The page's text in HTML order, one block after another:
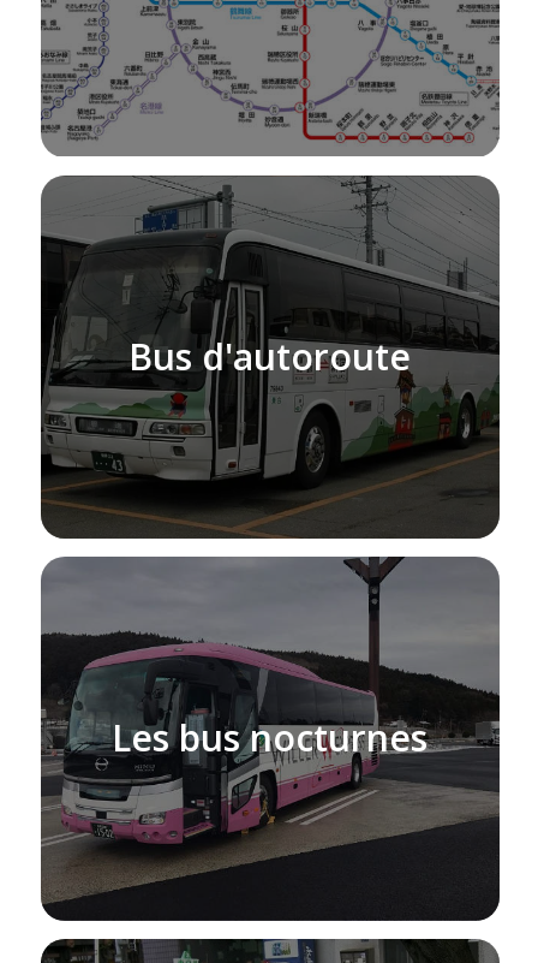
Bus d'autoroute
Les bus nocturnes